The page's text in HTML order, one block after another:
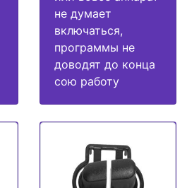
не думает
включаться,
программы не
доводят до конца
сою работу